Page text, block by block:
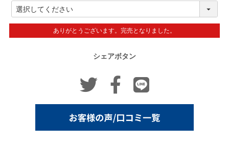
(
必
須
ありがとうございます。完売となりました。
シェアボタン